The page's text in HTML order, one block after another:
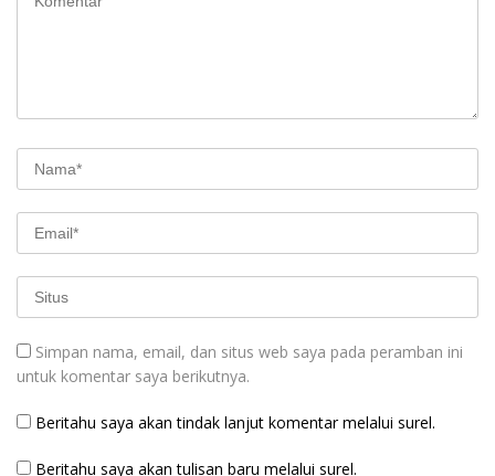
Simpan nama, email, dan situs web saya pada peramban ini
untuk komentar saya berikutnya.
Beritahu saya akan tindak lanjut komentar melalui surel.
Beritahu saya akan tulisan baru melalui surel.